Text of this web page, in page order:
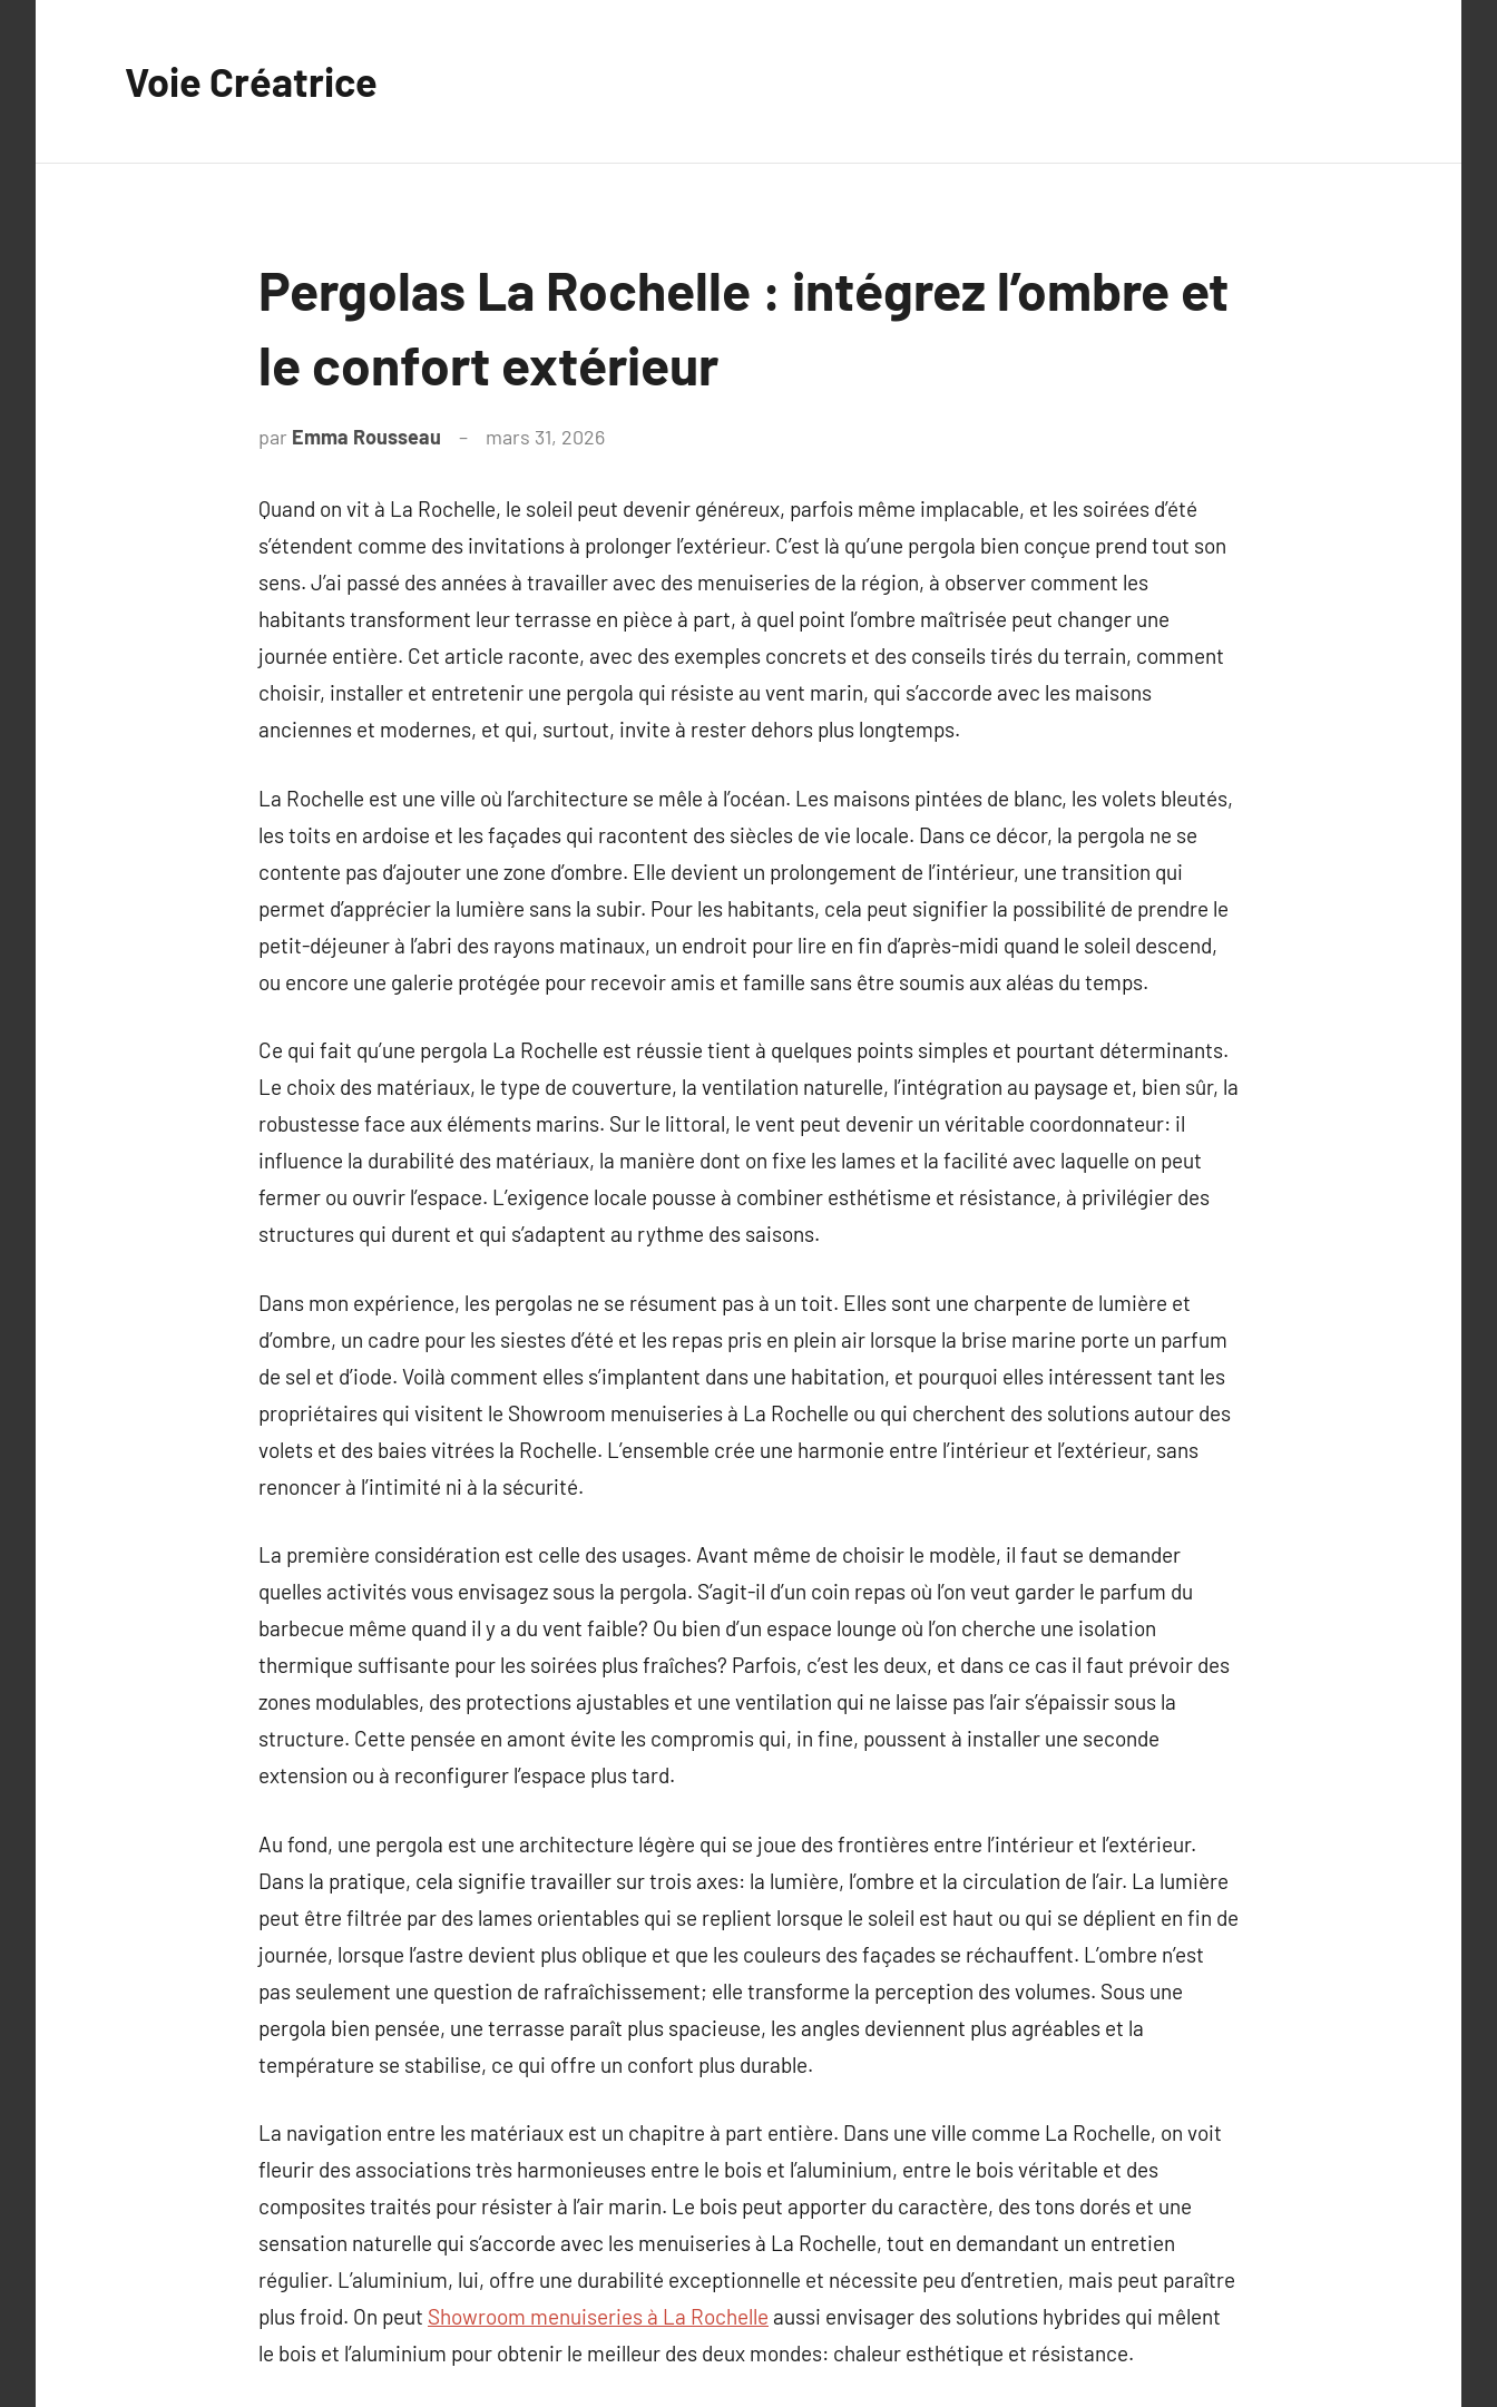
Voie Créatrice
Pergolas La Rochelle : intégrez l’ombre et
le confort extérieur
par Emma Rousseau mars 31, 2026
Quand on vit à La Rochelle, le soleil peut devenir généreux, parfois même implacable, et les soirées d’été
s’étendent comme des invitations à prolonger l’extérieur. C’est là qu’une pergola bien conçue prend tout son
sens. J’ai passé des années à travailler avec des menuiseries de la région, à observer comment les
habitants transforment leur terrasse en pièce à part, à quel point l’ombre maîtrisée peut changer une
journée entière. Cet article raconte, avec des exemples concrets et des conseils tirés du terrain, comment
choisir, installer et entretenir une pergola qui résiste au vent marin, qui s’accorde avec les maisons
anciennes et modernes, et qui, surtout, invite à rester dehors plus longtemps.
La Rochelle est une ville où l’architecture se mêle à l’océan. Les maisons pintées de blanc, les volets bleutés,
les toits en ardoise et les façades qui racontent des siècles de vie locale. Dans ce décor, la pergola ne se
contente pas d’ajouter une zone d’ombre. Elle devient un prolongement de l’intérieur, une transition qui
permet d’apprécier la lumière sans la subir. Pour les habitants, cela peut signifier la possibilité de prendre le
petit-déjeuner à l’abri des rayons matinaux, un endroit pour lire en fin d’après-midi quand le soleil descend,
ou encore une galerie protégée pour recevoir amis et famille sans être soumis aux aléas du temps.
Ce qui fait qu’une pergola La Rochelle est réussie tient à quelques points simples et pourtant déterminants.
Le choix des matériaux, le type de couverture, la ventilation naturelle, l’intégration au paysage et, bien sûr, la
robustesse face aux éléments marins. Sur le littoral, le vent peut devenir un véritable coordonnateur: il
influence la durabilité des matériaux, la manière dont on fixe les lames et la facilité avec laquelle on peut
fermer ou ouvrir l’espace. L’exigence locale pousse à combiner esthétisme et résistance, à privilégier des
structures qui durent et qui s’adaptent au rythme des saisons.
Dans mon expérience, les pergolas ne se résument pas à un toit. Elles sont une charpente de lumière et
d’ombre, un cadre pour les siestes d’été et les repas pris en plein air lorsque la brise marine porte un parfum
de sel et d’iode. Voilà comment elles s’implantent dans une habitation, et pourquoi elles intéressent tant les
propriétaires qui visitent le Showroom menuiseries à La Rochelle ou qui cherchent des solutions autour des
volets et des baies vitrées la Rochelle. L’ensemble crée une harmonie entre l’intérieur et l’extérieur, sans
renoncer à l’intimité ni à la sécurité.
La première considération est celle des usages. Avant même de choisir le modèle, il faut se demander
quelles activités vous envisagez sous la pergola. S’agit-il d’un coin repas où l’on veut garder le parfum du
barbecue même quand il y a du vent faible? Ou bien d’un espace lounge où l’on cherche une isolation
thermique suffisante pour les soirées plus fraîches? Parfois, c’est les deux, et dans ce cas il faut prévoir des
zones modulables, des protections ajustables et une ventilation qui ne laisse pas l’air s’épaissir sous la
structure. Cette pensée en amont évite les compromis qui, in fine, poussent à installer une seconde
extension ou à reconfigurer l’espace plus tard.
Au fond, une pergola est une architecture légère qui se joue des frontières entre l’intérieur et l’extérieur.
Dans la pratique, cela signifie travailler sur trois axes: la lumière, l’ombre et la circulation de l’air. La lumière
peut être filtrée par des lames orientables qui se replient lorsque le soleil est haut ou qui se déplient en fin de
journée, lorsque l’astre devient plus oblique et que les couleurs des façades se réchauffent. L’ombre n’est
pas seulement une question de rafraîchissement; elle transforme la perception des volumes. Sous une
pergola bien pensée, une terrasse paraît plus spacieuse, les angles deviennent plus agréables et la
température se stabilise, ce qui offre un confort plus durable.
La navigation entre les matériaux est un chapitre à part entière. Dans une ville comme La Rochelle, on voit
fleurir des associations très harmonieuses entre le bois et l’aluminium, entre le bois véritable et des
composites traités pour résister à l’air marin. Le bois peut apporter du caractère, des tons dorés et une
sensation naturelle qui s’accorde avec les menuiseries à La Rochelle, tout en demandant un entretien
régulier. L’aluminium, lui, offre une durabilité exceptionnelle et nécessite peu d’entretien, mais peut paraître
plus froid. On peut Showroom menuiseries à La Rochelle aussi envisager des solutions hybrides qui mêlent
le bois et l’aluminium pour obtenir le meilleur des deux mondes: chaleur esthétique et résistance.